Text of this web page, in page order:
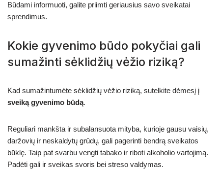
Būdami informuoti, galite priimti geriausius savo sveikatai
sprendimus.
Kokie gyvenimo būdo pokyčiai gali
sumažinti sėklidžių vėžio riziką?
Kad sumažintumėte sėklidžių vėžio riziką, sutelkite dėmesį į
sveiką gyvenimo būdą.
Reguliari mankšta ir subalansuota mityba, kurioje gausu vaisių,
daržovių ir neskaldytų grūdų, gali pagerinti bendrą sveikatos
būklę. Taip pat svarbu vengti tabako ir riboti alkoholio vartojimą.
Padėti gali ir sveikas svoris bei streso valdymas.